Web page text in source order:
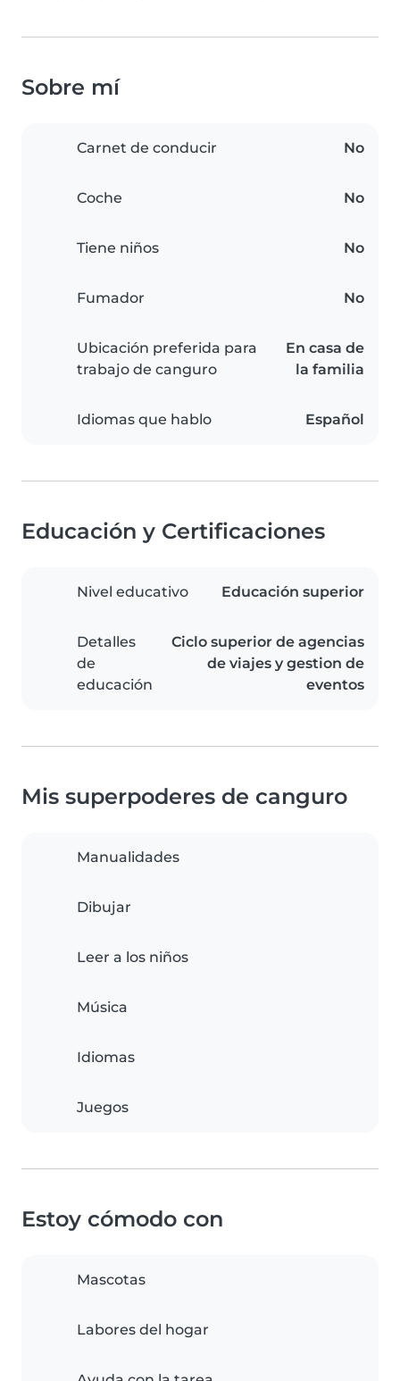
Sobre mí
Carnet de conducir No
Coche No
Tiene niños No
Fumador No
Ubicación preferida para
trabajo de canguro
En casa de
la familia
Idiomas que hablo Español
Educación y Certificaciones
Nivel educativo Educación superior
Detalles
de
educación
Ciclo superior de agencias
de viajes y gestion de
eventos
Mis superpoderes de canguro
Manualidades
Dibujar
Leer a los niños
Música
Idiomas
Juegos
Estoy cómodo con
Mascotas
Labores del hogar